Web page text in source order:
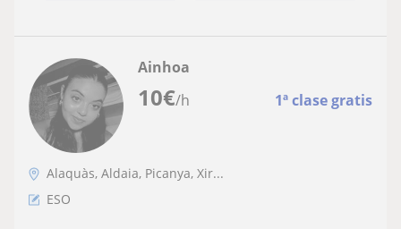
10€/h 1ª clase gratis
Ainhoa
Alaquàs, Aldaia, Picanya, Xir...
ESO